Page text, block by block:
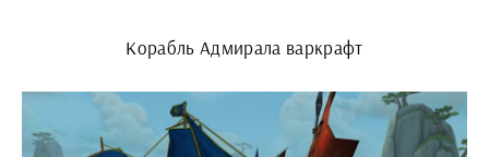
Корабль Адмирала варкрафт